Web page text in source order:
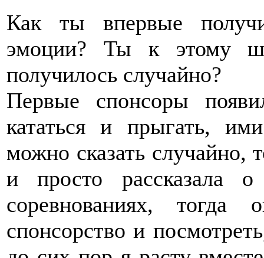
Как ты впервые
эмоции? Ты к этому
получилось случайно?
Первые спонсоры
кататься и прыгать,
можно сказать случайно,
и просто рассказала
соревнованиях,
спонсорство и